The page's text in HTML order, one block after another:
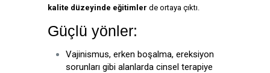
kalite düzeyinde eğitimler de ortaya çıktı.
Güçlü yönler:
Vajinismus, erken boşalma, ereksiyon
sorunları gibi alanlarda cinsel terapiye